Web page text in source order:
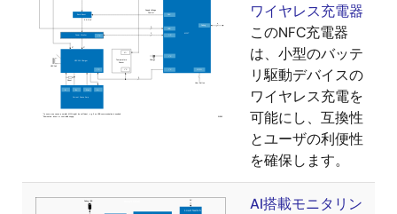
ワイヤレス充電器
このNFC充電器
は、小型のバッテ
リ駆動デバイスの
ワイヤレス充電を
可能にし、互換性
とユーザの利便性
を確保します。
AI搭載モニタリン